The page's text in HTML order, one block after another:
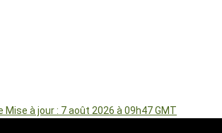
Mise à jour : 7 août 2026 à 09h47 GMT